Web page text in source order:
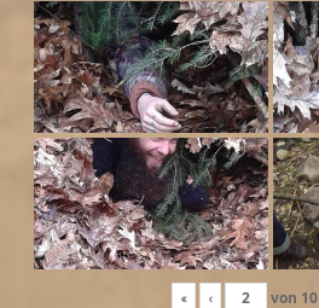
« ‹ von 10